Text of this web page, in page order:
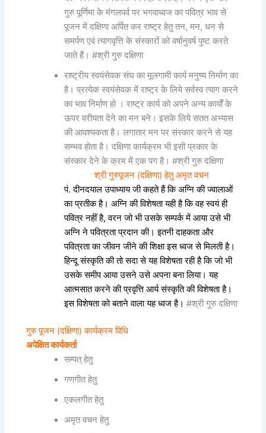
गुरु पूर्णिमा के मंगलपर्व पर भगवाध्वज का पवित्र भाव से
पूजन में दक्षिणा अर्पित कर राष्ट्र हेतु तन, मन, धन से
समर्पण एवं त्यागवृत्ति के संस्कारों को वर्षानुवर्ष पुष्ट करते
जाते हैं। #श्री गुरु दक्षिणा
राष्ट्रीय स्वयंसेवक संघ का मूलगामी कार्य मनुष्य निर्माण का
है। प्रत्येक स्वयंसेवक में राष्ट्र के लिये सर्वस्व त्याग करने
का भाव निर्माण हो । राष्ट्र कार्य को अपने अन्य कार्यों के
ऊपर वरीयता देने का मन बने। इसके लिये सतत अभ्यास
की आवश्यकता है। लगातार मन पर संस्कार करने से यह
सम्भव होता है। दक्षिणा कार्यक्रम भी इसी प्रकार के
संस्कार देने के क्रम में एक पग है। #श्री गुरु दक्षिणा
श्री गुरुपूजन (दक्षिणा) हेतु अमृत वचन
पं. दीनदयाल उपाध्याय जी कहते हैं कि अग्नि की ज्वालाओं
का प्रतीक है। अग्नि की विशेषता यही है कि वह स्वयं ही
पवित्र नहीं है, वरन जो भी उसके सम्पर्क में आया उसे भी
अग्नि ने पवित्रता प्रदान की। इतनी दाहकता और
पवित्रता का जीवन जीने की शिक्षा इस ध्वज से मिलती है।
हिन्दू संस्कृति की तो सदा से यह विशेषता रही है कि जो भी
उसके समीप आया उसने उसे अपना बना लिया। यह
आत्मसात करने की प्रवृत्ति आर्य संस्कृति की विशेषता है।
इस विशेषता को बताने वाला यह ध्वज है। #श्री गुरु दक्षिणा
गुरु पूजन (दक्षिणा) कार्यक्रम विधि
अपेक्षित कार्यकर्ता
सम्पत् हेतु
गणगीत हेतु
एकलगीत हेतु
अमृत वचन हेतु